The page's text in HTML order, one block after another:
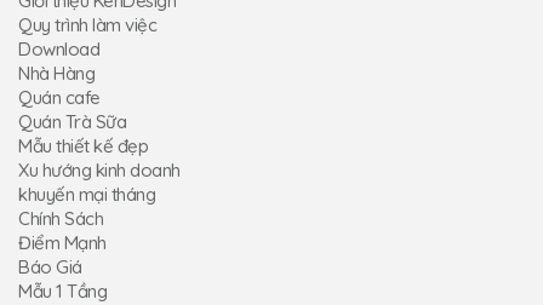
Quy trình làm việc
Download
Nhà Hàng
Quán cafe
Quán Trà Sữa
Mẫu thiết kế đẹp
Xu hướng kinh doanh
khuyến mại tháng
Chính Sách
Điểm Mạnh
Báo Giá
Mẫu 1 Tầng